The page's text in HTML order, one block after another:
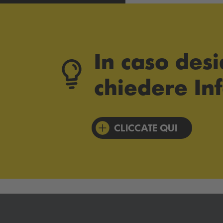
In caso
chiedere
CLICCATE QUI